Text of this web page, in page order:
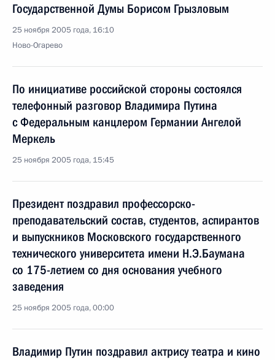
Государственной Думы Борисом Грызловым
25 ноября 2005 года, 16:10
Ново-Огарево
По инициативе российской стороны состоялся
телефонный разговор Владимира Путина
с Федеральным канцлером Германии Ангелой
Меркель
25 ноября 2005 года, 15:45
Президент поздравил профессорско-
преподавательский состав, студентов, аспирантов
и выпускников Московского государственного
технического университета имени Н.Э.Баумана
со 175-летием со дня основания учебного
заведения
25 ноября 2005 года, 00:00
Владимир Путин поздравил актрису театра и кино